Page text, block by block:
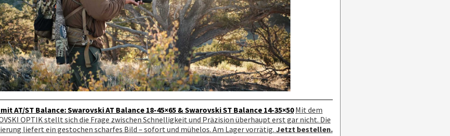
AT/ST Balance: Swarovski AT Balance 18-45×65 & Swarovski ST Balance 14-35×50 Mit dem
OPTIK stellt sich die Frage zwischen Schnelligkeit und Präzision überhaupt erst gar nicht. Die
liefert ein gestochen scharfes Bild – sofort und mühelos. Am Lager vorrätig. Jetzt bestellen.